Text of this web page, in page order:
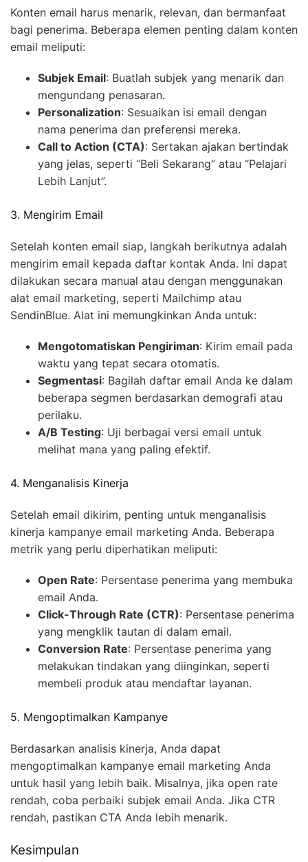
Konten email harus menarik, relevan, dan bermanfaat
bagi penerima. Beberapa elemen penting dalam konten
email meliputi:
Subjek Email: Buatlah subjek yang menarik dan
mengundang penasaran.
Personalization: Sesuaikan isi email dengan
nama penerima dan preferensi mereka.
Call to Action (CTA): Sertakan ajakan bertindak
yang jelas, seperti “Beli Sekarang” atau “Pelajari
Lebih Lanjut”.
3. Mengirim Email
Setelah konten email siap, langkah berikutnya adalah
mengirim email kepada daftar kontak Anda. Ini dapat
dilakukan secara manual atau dengan menggunakan
alat email marketing, seperti Mailchimp atau
SendinBlue. Alat ini memungkinkan Anda untuk:
Mengotomatiskan Pengiriman: Kirim email pada
waktu yang tepat secara otomatis.
Segmentasi: Bagilah daftar email Anda ke dalam
beberapa segmen berdasarkan demografi atau
perilaku.
A/B Testing: Uji berbagai versi email untuk
melihat mana yang paling efektif.
4. Menganalisis Kinerja
Setelah email dikirim, penting untuk menganalisis
kinerja kampanye email marketing Anda. Beberapa
metrik yang perlu diperhatikan meliputi:
Open Rate: Persentase penerima yang membuka
email Anda.
Click-Through Rate (CTR): Persentase penerima
yang mengklik tautan di dalam email.
Conversion Rate: Persentase penerima yang
melakukan tindakan yang diinginkan, seperti
membeli produk atau mendaftar layanan.
5. Mengoptimalkan Kampanye
Berdasarkan analisis kinerja, Anda dapat
mengoptimalkan kampanye email marketing Anda
untuk hasil yang lebih baik. Misalnya, jika open rate
rendah, coba perbaiki subjek email Anda. Jika CTR
rendah, pastikan CTA Anda lebih menarik.
Kesimpulan